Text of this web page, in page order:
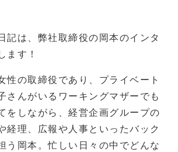
記は、弊社取締役の岡本のインタ
ます！
性の取締役であり、プライベート
さんがいるワーキングマザーでも
をしながら、経営企画グループの
経理、広報や人事といったバック
う岡本。忙しい日々の中でどんな